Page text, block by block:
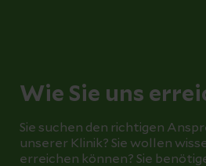
Wie Sie uns
Sie suchen den richtigen
unserer Klinik? Sie wollen
erreichen können? Sie